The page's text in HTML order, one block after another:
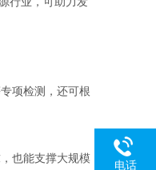
项检测，还可根
也能支撑大规模
电话